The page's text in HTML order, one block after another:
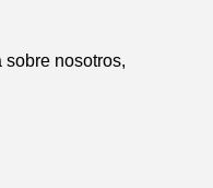
sobre nosotros,